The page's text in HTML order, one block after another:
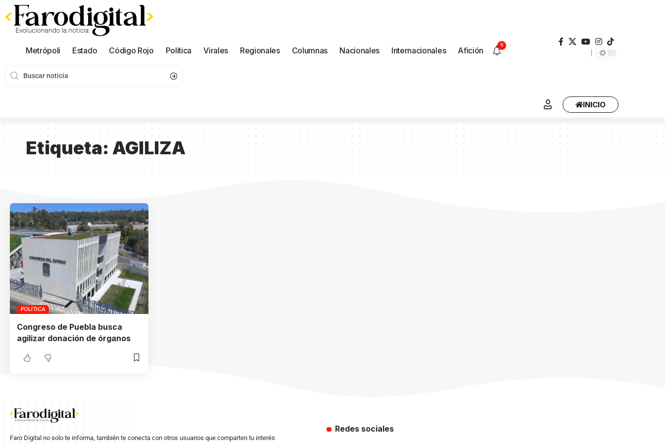
Metrópoli Estado Código Rojo Política Virales Regionales Columnas Nacionales Internacionales Afición
9
INICIO
Etiqueta: AGILIZA
POLÍTICA
Congreso de Puebla busca
agilizar donación de órganos
Faro Digital no solo te informa, también te conecta con otros usuarios que comparten tu interés
Redes sociales